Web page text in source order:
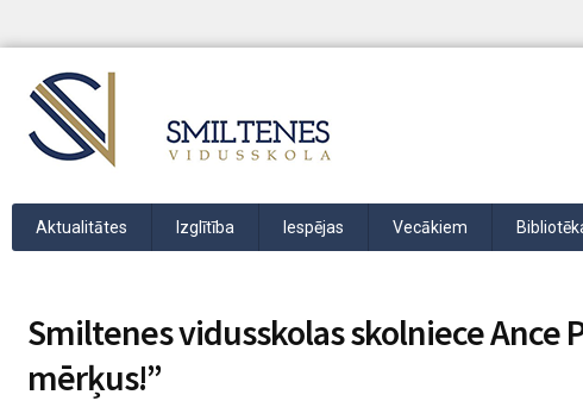
Aktualitātes Izglītība Iespējas Vecākiem
Smiltenes vidusskolas skolniece Ance
mērķus!”